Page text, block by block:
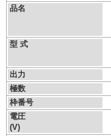
品名
型 式
出力
極数
枠番号
電圧
(V)